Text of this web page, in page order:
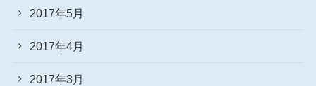
2017年5月
2017年4月
2017年3月